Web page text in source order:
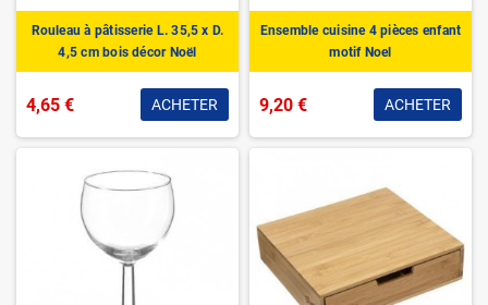
Rouleau à pâtisserie L. 35,5 x D.
4,5 cm bois décor Noël
4,65 € ACHETER
Ensemble cuisine 4 pièces enfant
motif Noel
9,20 € ACHETER